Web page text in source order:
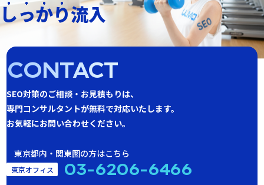
しっかり流入
CONTACT
SEO対策のご相談・お見積もりは、
専門コンサルタントが無料で対応いたします。
お気軽にお問い合わせください。
東京都内・関東圏の方はこちら
東京オフィス 03-6206-6466